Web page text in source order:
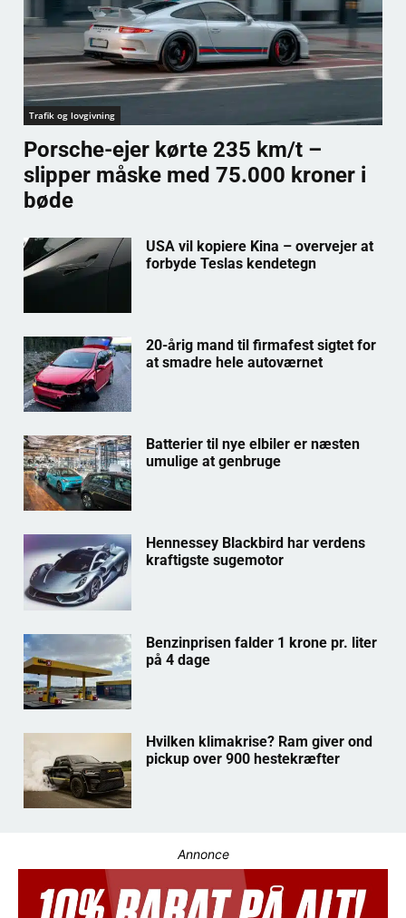
Trafik og lovgivning
Porsche-ejer kørte 235 km/t –
slipper måske med 75.000 kroner i
bøde
USA vil kopiere Kina – overvejer at
forbyde Teslas kendetegn
20-årig mand til firmafest sigtet for
at smadre hele autoværnet
Batterier til nye elbiler er næsten
umulige at genbruge
Hennessey Blackbird har verdens
kraftigste sugemotor
Benzinprisen falder 1 krone pr. liter
på 4 dage
Hvilken klimakrise? Ram giver ond
pickup over 900 hestekræfter
Annonce